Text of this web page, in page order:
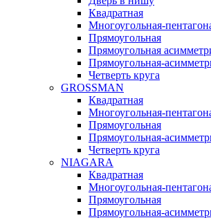
Квадратная
Многоугольная-
Прямоугольная
Прямоугольная
Прямоугольная-
Четверть круга
GROSSMAN
Квадратная
Многоугольная-
Прямоугольная
Прямоугольная-
Четверть круга
NIAGARA
Квадратная
Многоугольная-
Прямоугольная
Прямоугольная-